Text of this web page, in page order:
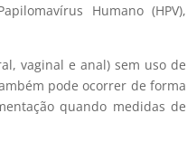
Humano (HPV),
vaginal e anal) sem uso de
pode ocorrer de forma
quando medidas de